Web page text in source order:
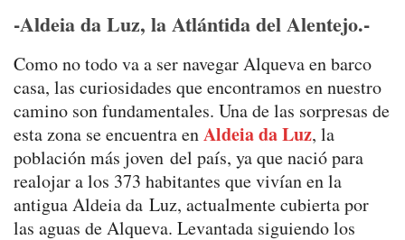
-Aldeia da Luz, la Atlántida del Alentejo.-
Como no todo va a ser navegar Alqueva en barco
casa, las curiosidades que encontramos en nuestro
camino son fundamentales. Una de las sorpresas de
esta zona se encuentra enAldeia da Luz, la
población más joven del país, ya que nació para
realojar a los 373 habitantes que vivían en la
antigua Aldeia da Luz, actualmente cubierta por
las aguas de Alqueva. Levantada siguiendo los